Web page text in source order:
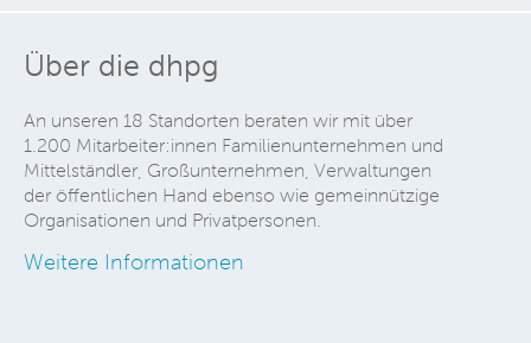
Über die dhpg
An unseren 18 Standorten beraten wir mit über
1.200 Mitarbeiter:innen Familienunternehmen und
Mittelständler, Großunternehmen, Verwaltungen
der öffentlichen Hand ebenso wie gemeinnützige
Organisationen und Privatpersonen.
Weitere Informationen